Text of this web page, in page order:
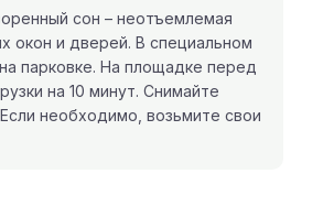
сон – неотъемлемая
окон и дверей. В специальном
парковке. На площадке перед
на 10 минут. Снимайте
необходимо, возьмите свои